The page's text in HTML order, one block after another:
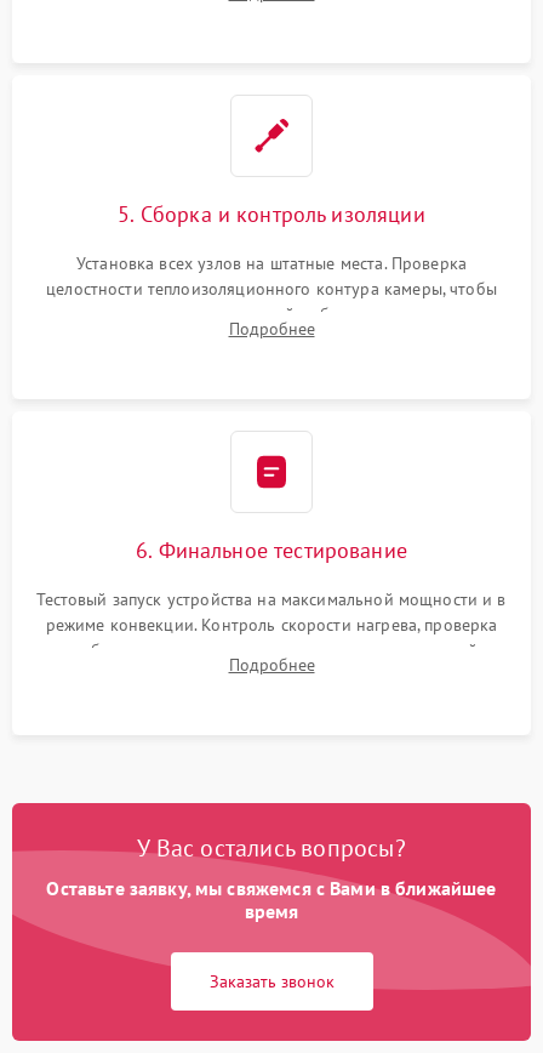
5. Сборка и контроль изоляции
Установка всех узлов на штатные места. Проверка
целостности теплоизоляционного контура камеры, чтобы
исключить перегрев кухонной мебели и потерю тепла.
Надежная фиксация клемм и сборка корпуса шкафа.
Подробнее
6. Финальное тестирование
Тестовый запуск устройства на максимальной мощности и в
режиме конвекции. Контроль скорости нагрева, проверка
срабатывания термостата при достижении заданной
температуры и тест на отсутствие утечек тока.
Подробнее
У Вас остались вопросы?
Оставьте заявку, мы свяжемся с Вами в ближайшее
время
Заказать звонок